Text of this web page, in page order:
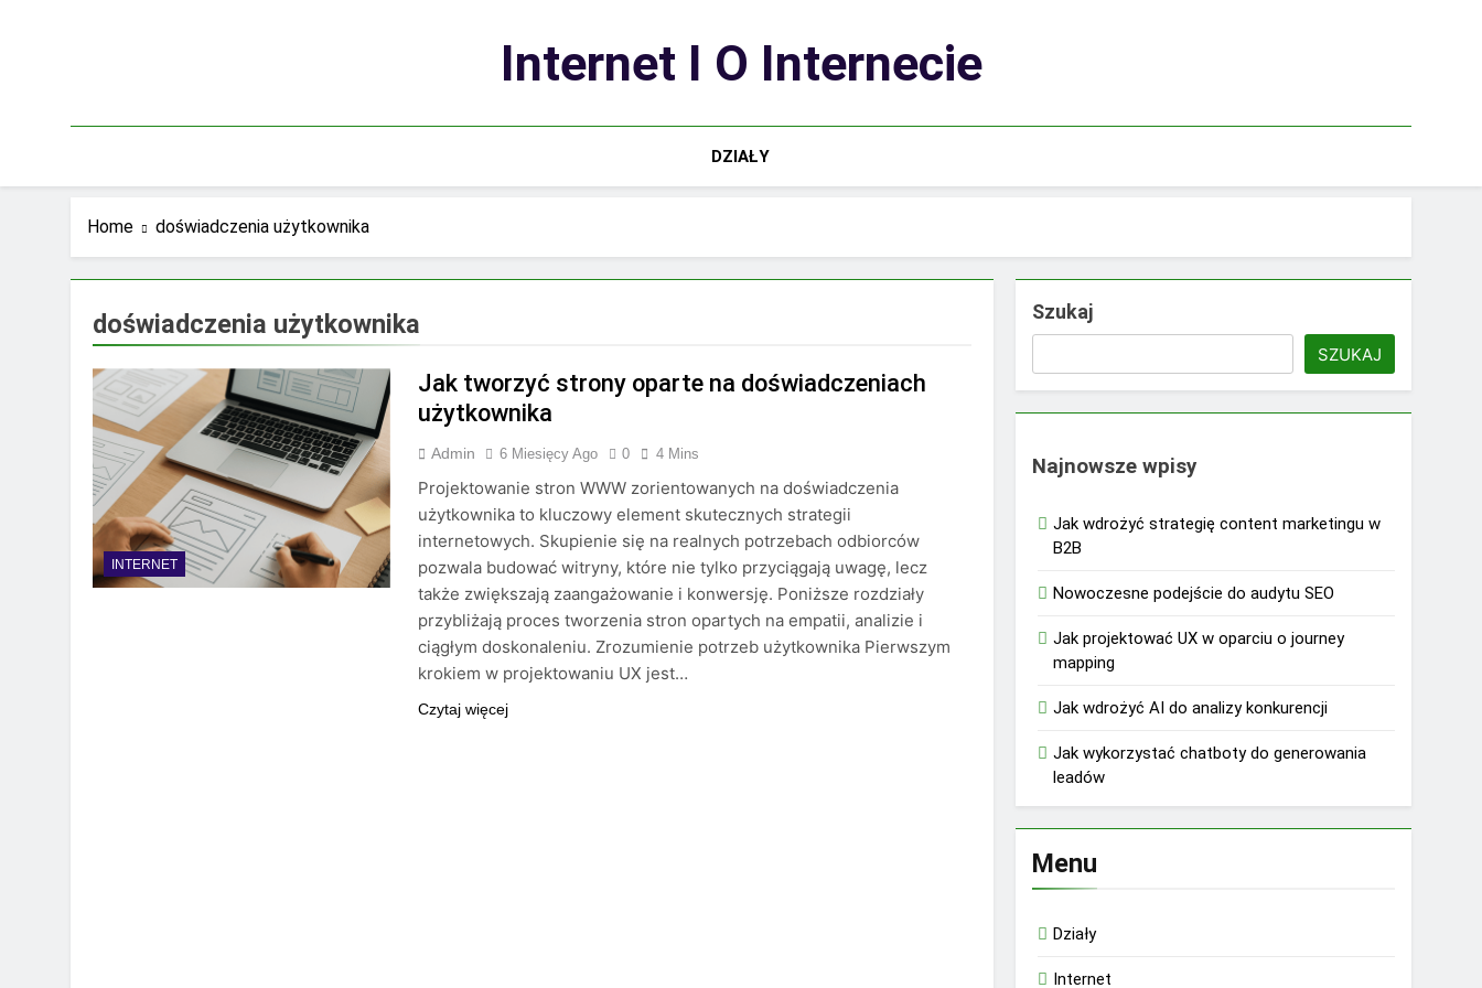
Internet I O Internecie
DZIAŁY
Home doświadczenia użytkownika
doświadczenia użytkownika
INTERNET
Jak tworzyć strony oparte na doświadczeniach
użytkownika
Admin 6 Miesięcy Ago 0 4 Mins
Projektowanie stron WWW zorientowanych na doświadczenia
użytkownika to kluczowy element skutecznych strategii
internetowych. Skupienie się na realnych potrzebach odbiorców
pozwala budować witryny, które nie tylko przyciągają uwagę, lecz
także zwiększają zaangażowanie i konwersję. Poniższe rozdziały
przybliżają proces tworzenia stron opartych na empatii, analizie i
ciągłym doskonaleniu. Zrozumienie potrzeb użytkownika Pierwszym
krokiem w projektowaniu UX jest…
Czytaj więcej
Szukaj
SZUKAJ
Najnowsze wpisy
Jak wdrożyć strategię content marketingu w
B2B
Nowoczesne podejście do audytu SEO
Jak projektować UX w oparciu o journey
mapping
Jak wdrożyć AI do analizy konkurencji
Jak wykorzystać chatboty do generowania
leadów
Menu
Działy
Internet